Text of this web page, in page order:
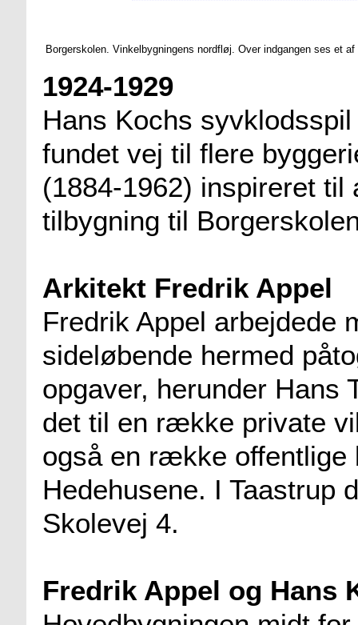
Borgerskolen. Vinkelbygningens nordfløj. Over indgangen ses et
1924-1929
Hans Kochs
fundet vej til flere
(1884-1962) inspireret
tilbygning til
Arkitekt Fredrik Appel
Fredrik Appel arbejdede
sideløbende hermed
opgaver, herunder Hans
det til en række private
også en række offentlige
Hedehusene. I Taastrup
Skolevej 4.
Fredrik Appel og Hans